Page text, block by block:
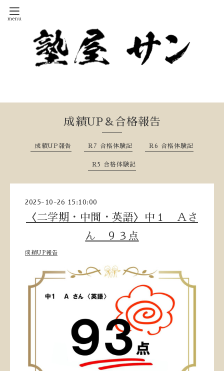
成績UP＆合格報告
成績UP報告 R7 合格体験記 R6 合格体験記
R5 合格体験記
2025-10-26 15:10:00
〈二学期・中間・英語〉中１ Ａさ
ん ９３点
成績UP報告